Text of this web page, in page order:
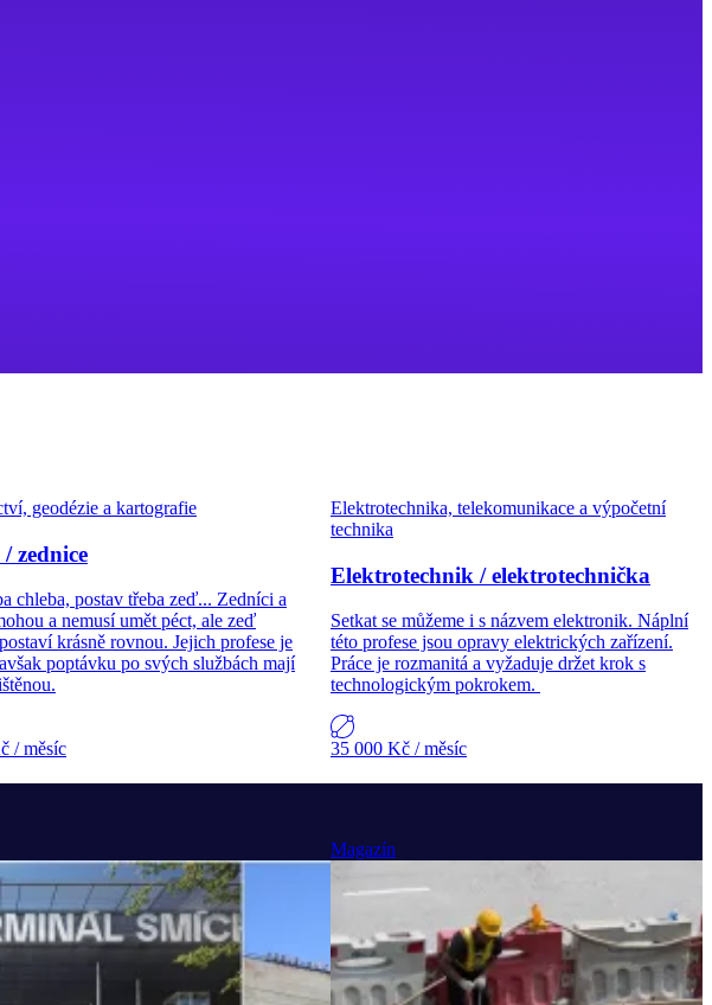
geodézie a kartografie
zednice
chleba, postav třeba zeď... Zedníci a
a nemusí umět péct, ale zeď
krásně rovnou. Jejich profese je
poptávku po svých službách mají
/ měsíc
Elektrotechnika, telekomunikace a výpočetní
technika
Elektrotechnik / elektrotechnička
Setkat se můžeme i s názvem elektronik. Náplní
této profese jsou opravy elektrických zařízení.
Práce je rozmanitá a vyžaduje držet krok s
technologickým pokrokem.
35 000 Kč / měsíc
Magazín